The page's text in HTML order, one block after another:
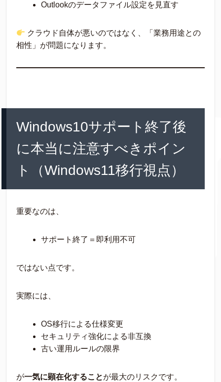
Outlookのデータファイル設定を見直す
クラウド自体が悪いのではなく、「業務用途との
相性」が問題になります。
Windows10サポート終了後
に本当に注意すべきポイン
ト（Windows11移行視点）
重要なのは、
サポート終了＝即利用不可
ではない点です。
実際には、
OS移行による仕様変更
セキュリティ強化による非互換
古い運用ルールの限界
が一気に顕在化することが最大のリスクです。